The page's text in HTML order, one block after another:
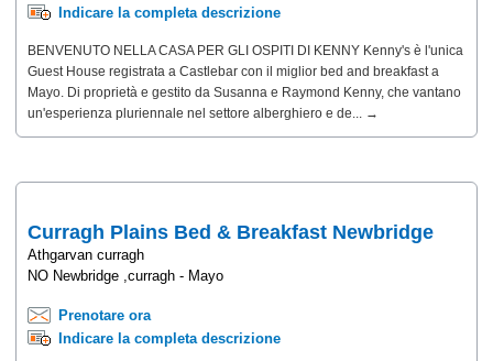
Indicare la completa descrizione
BENVENUTO NELLA CASA PER GLI OSPITI DI KENNY Kenny's è l'unica
Guest House registrata a Castlebar con il miglior bed and breakfast a
Mayo. Di proprietà e gestito da Susanna e Raymond Kenny, che vantano
un'esperienza pluriennale nel settore alberghiero e de... →
Curragh Plains Bed & Breakfast Newbridge
Athgarvan curragh
NO Newbridge ,curragh - Mayo
Prenotare ora
Indicare la completa descrizione